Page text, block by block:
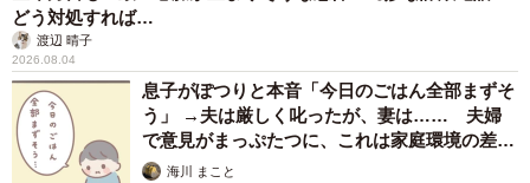
どう対処すれば…
渡辺 晴子
2026.08.04
息子がぽつりと本音「今日のごはん全部まずそ
う」 →夫は厳しく叱ったが、妻は…… 夫婦
で意見がまっぷたつに、これは家庭環境の差？
【漫画】
海川 まこと